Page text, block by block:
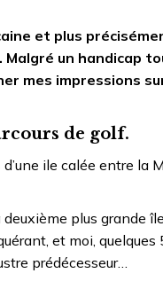
et plus
un handicap
mes impressions
de golf.
ile calée entre la
plus grande
et moi,
prédécesseur…